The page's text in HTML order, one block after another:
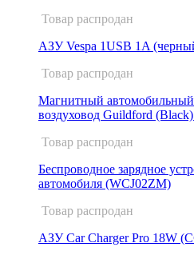
Товар распродан
АЗУ Vespa 1USB 1A
Товар распродан
Магнитный автомобильный
воздуховод Guildford
Товар распродан
Беспроводное зарядное
автомобиля (WCJ02ZM)
Товар распродан
АЗУ Car Charger Pro 18W